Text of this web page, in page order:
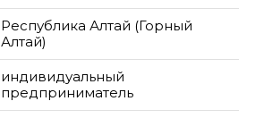
Республика Алтай (Горный
Алтай)
индивидуальный
предприниматель